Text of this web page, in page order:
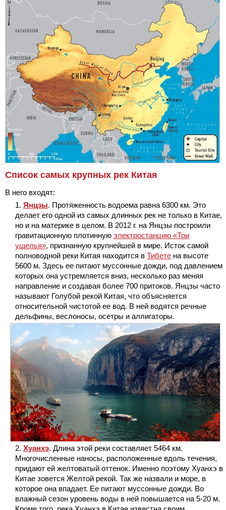
Список самых крупных рек Китая
В него входят:
Янцзы. Протяженность водоема равна 6300 км. Это
делает его одной из самых длинных рек не только в Китае,
но и на материке в целом. В 2012 г. на Янцзы построили
гравитационную плотинную электростанцию «Три
ущелья», признанную крупнейшей в мире. Исток самой
полноводной реки Китая находится в Тибете на высоте
5600 м. Здесь ее питают муссонные дожди, под давлением
которых она устремляется вниз, несколько раз меняя
направление и создавая более 700 притоков. Янцзы часто
называют Голубой рекой Китая, что объясняется
относительной чистотой ее вод. В ней водятся речные
дельфины, веслоносы, осетры и аллигаторы.
Хуанхэ. Длина этой реки составляет 5464 км.
Многочисленные наносы, расположенные вдоль течения,
придают ей желтоватый оттенок. Именно поэтому Хуанхэ в
Китае зовется Желтой рекой. Так же назвали и море, в
которое она впадает. Ее питают муссонные дожди. Во
влажный сезон уровень воды в ней повышается на 5-20 м.